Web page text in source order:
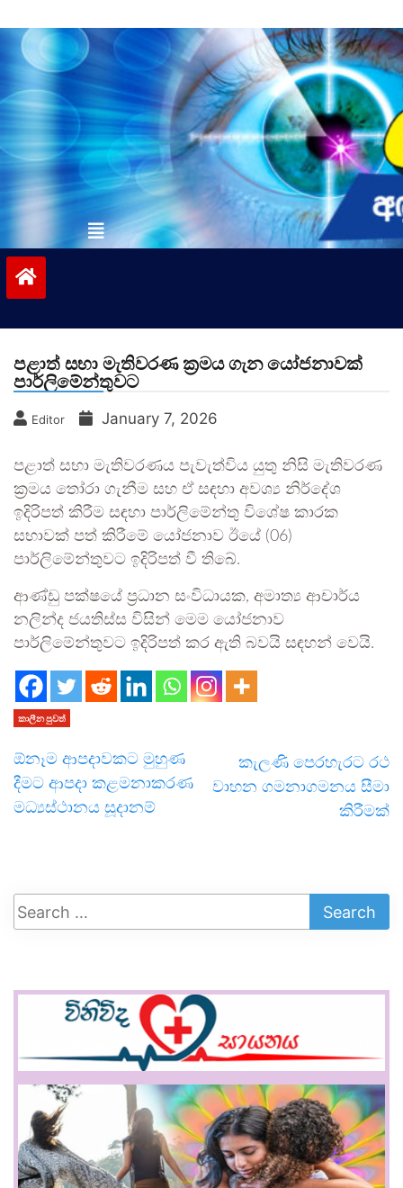
to
contentvinivida.lk
පළාත් සභා මැතිවරණ ක්‍රමය ගැන යෝජනාවක්
පාර්ලිමේන්තුවට
Editor January 7, 2026
පළාත් සභා මැතිවරණය පැවැත්විය යුතු නිසි මැතිවරණ
ක්‍රමය තෝරා ගැනීම සහ ඒ සඳහා අවශ්‍ය නිර්දේශ
ඉදිරිපත් කිරීම සඳහා පාර්ලිමේන්තු විශේෂ කාරක
සභාවක් පත් කිරීමේ යෝජනාව ඊයේ (06)
පාර්ලිමේන්තුවට ඉදිරිපත් වී තිබේ.
ආණ්ඩු පක්ෂයේ ප්‍රධාන සංවිධායක, අමාත්‍ය ආචාර්ය
නලින්ද ජයතිස්ස විසින් මෙම යෝජනාව
පාර්ලිමේන්තුවට ඉදිරිපත් කර ඇති බවයි සඳහන් වෙයි.
කාලීන පුවත්
ඕනෑම ආපදාවකට මුහුණ
දීමට ආපදා කළමනාකරණ
මධ්‍යස්ථානය සූදානම්
කැලණි පෙරහැරට රථ
වාහන ගමනාගමනය සීමා
කිරීමක්